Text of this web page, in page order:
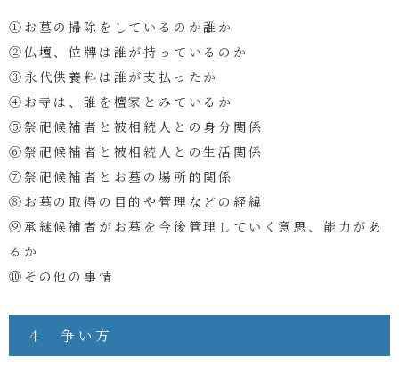
①お墓の掃除をしているのか誰か
②仏壇、位牌は誰が持っているのか
③永代供養料は誰が支払ったか
④お寺は、誰を檀家とみているか
⑤祭祀候補者と被相続人との身分関係
⑥祭祀候補者と被相続人との生活関係
⑦祭祀候補者とお墓の場所的関係
⑧お墓の取得の目的や管理などの経緯
⑨承継候補者がお墓を今後管理していく意思、能力があ
るか
⑩その他の事情
４ 争い方